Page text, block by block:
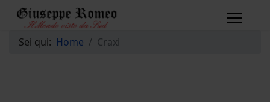
Sei qui: Home Craxi